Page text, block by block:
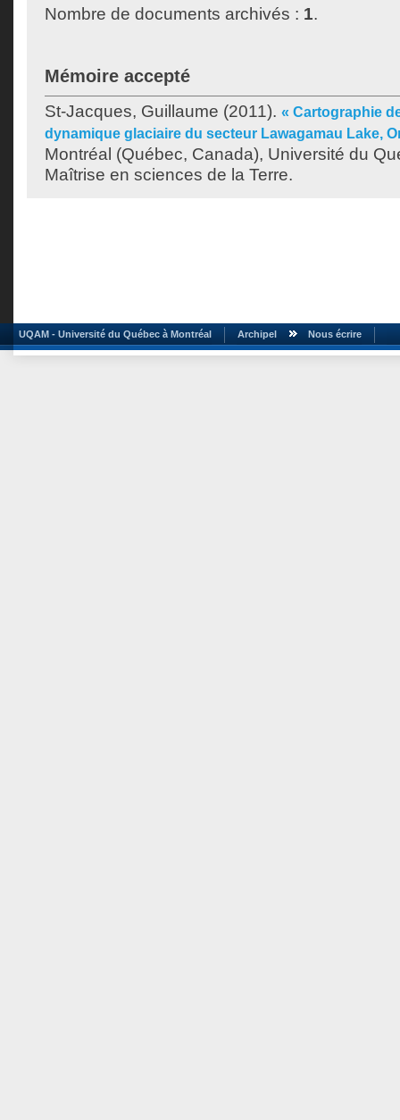
Nombre de documents archivés : 1.
Mémoire accepté
St-Jacques, Guillaume (2011). « Cartographie
dynamique glaciaire du secteur Lawagamau Lake,
Montréal (Québec, Canada), Université du
Maîtrise en sciences de la Terre.
UQAM - Université du Québec à Montréal Archipel Nous écrire